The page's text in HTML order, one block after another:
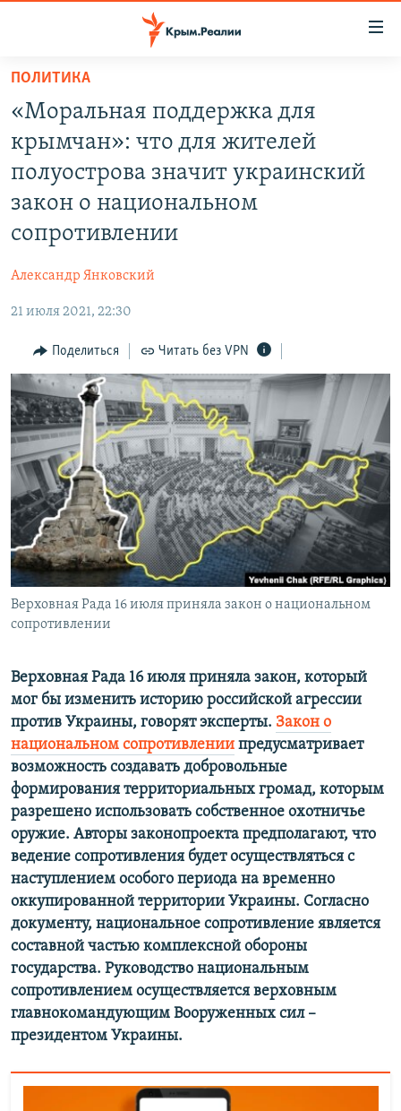
Вернуться
основному
содержанию
Вернутся
главной
навигации
Вернутся
СПЕЦПРОЕКТЫ
ВОДА
ЕЩЕ
ТЕЛЕПРОЕКТ КРЫМ.РЕАЛИИ
СОВЕТЫ ПРАВОЗАЩИТНИКОВ
ПРОПАВШИЕ БЕЗ ВЕСТИ
ПОБЕДИТЕЛЕЙ НЕ СУДЯТ?
КРЫМ.НЕПОКОРЕННЫЙ
ELIFBE
УКРАИНСКАЯ ПРОБЛЕМА КРЫМА
КАК ОБОЙТИ БЛОКИРОВКУ
ПРИСОЕДИНЯЙТЕСЬ!
Все сайты RFE/RL
ПОЛИТИКА
«Моральная поддержка для
крымчан»: что для жителей
полуострова значит украинский
закон о национальном
сопротивлении
Александр Янковский
21 июля 2021, 22:30
Поделиться Читать без VPN
Верховная Рада 16 июля приняла закон о национальном
сопротивлении
Верховная Рада 16 июля приняла закон, который
мог бы изменить историю российской агрессии
против Украины, говорят эксперты. Закон о
национальном сопротивлении предусматривает
возможность создавать добровольные
формирования территориальных громад, которым
разрешено использовать собственное охотничье
оружие. Авторы законопроекта предполагают, что
ведение сопротивления будет осуществляться с
наступлением особого периода на временно
оккупированной территории Украины. Согласно
документу, национальное сопротивление является
составной частью комплексной обороны
государства. Руководство национальным
сопротивлением осуществляется верховным
главнокомандующим Вооруженных сил –
президентом Украины.